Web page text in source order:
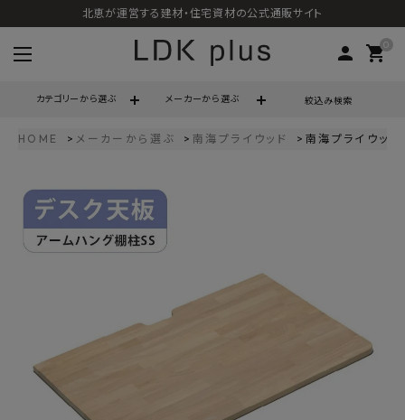
北恵が運営する建材・住宅資材の公式通販サイト
person 0
shopping_cart
カテゴリーから選ぶ メーカーから選ぶ 絞込み検索
call 06-6121-9302
schedule営業時間 - 10:00～17:00（定休日 - 土日祝）
meeting_room ログイン
HOME メーカーから選ぶ 南海プライウッド 南海プライウッ